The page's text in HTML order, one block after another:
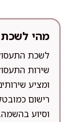
מהי
לשכת
שירות
ומציע
רישום
וסיוע